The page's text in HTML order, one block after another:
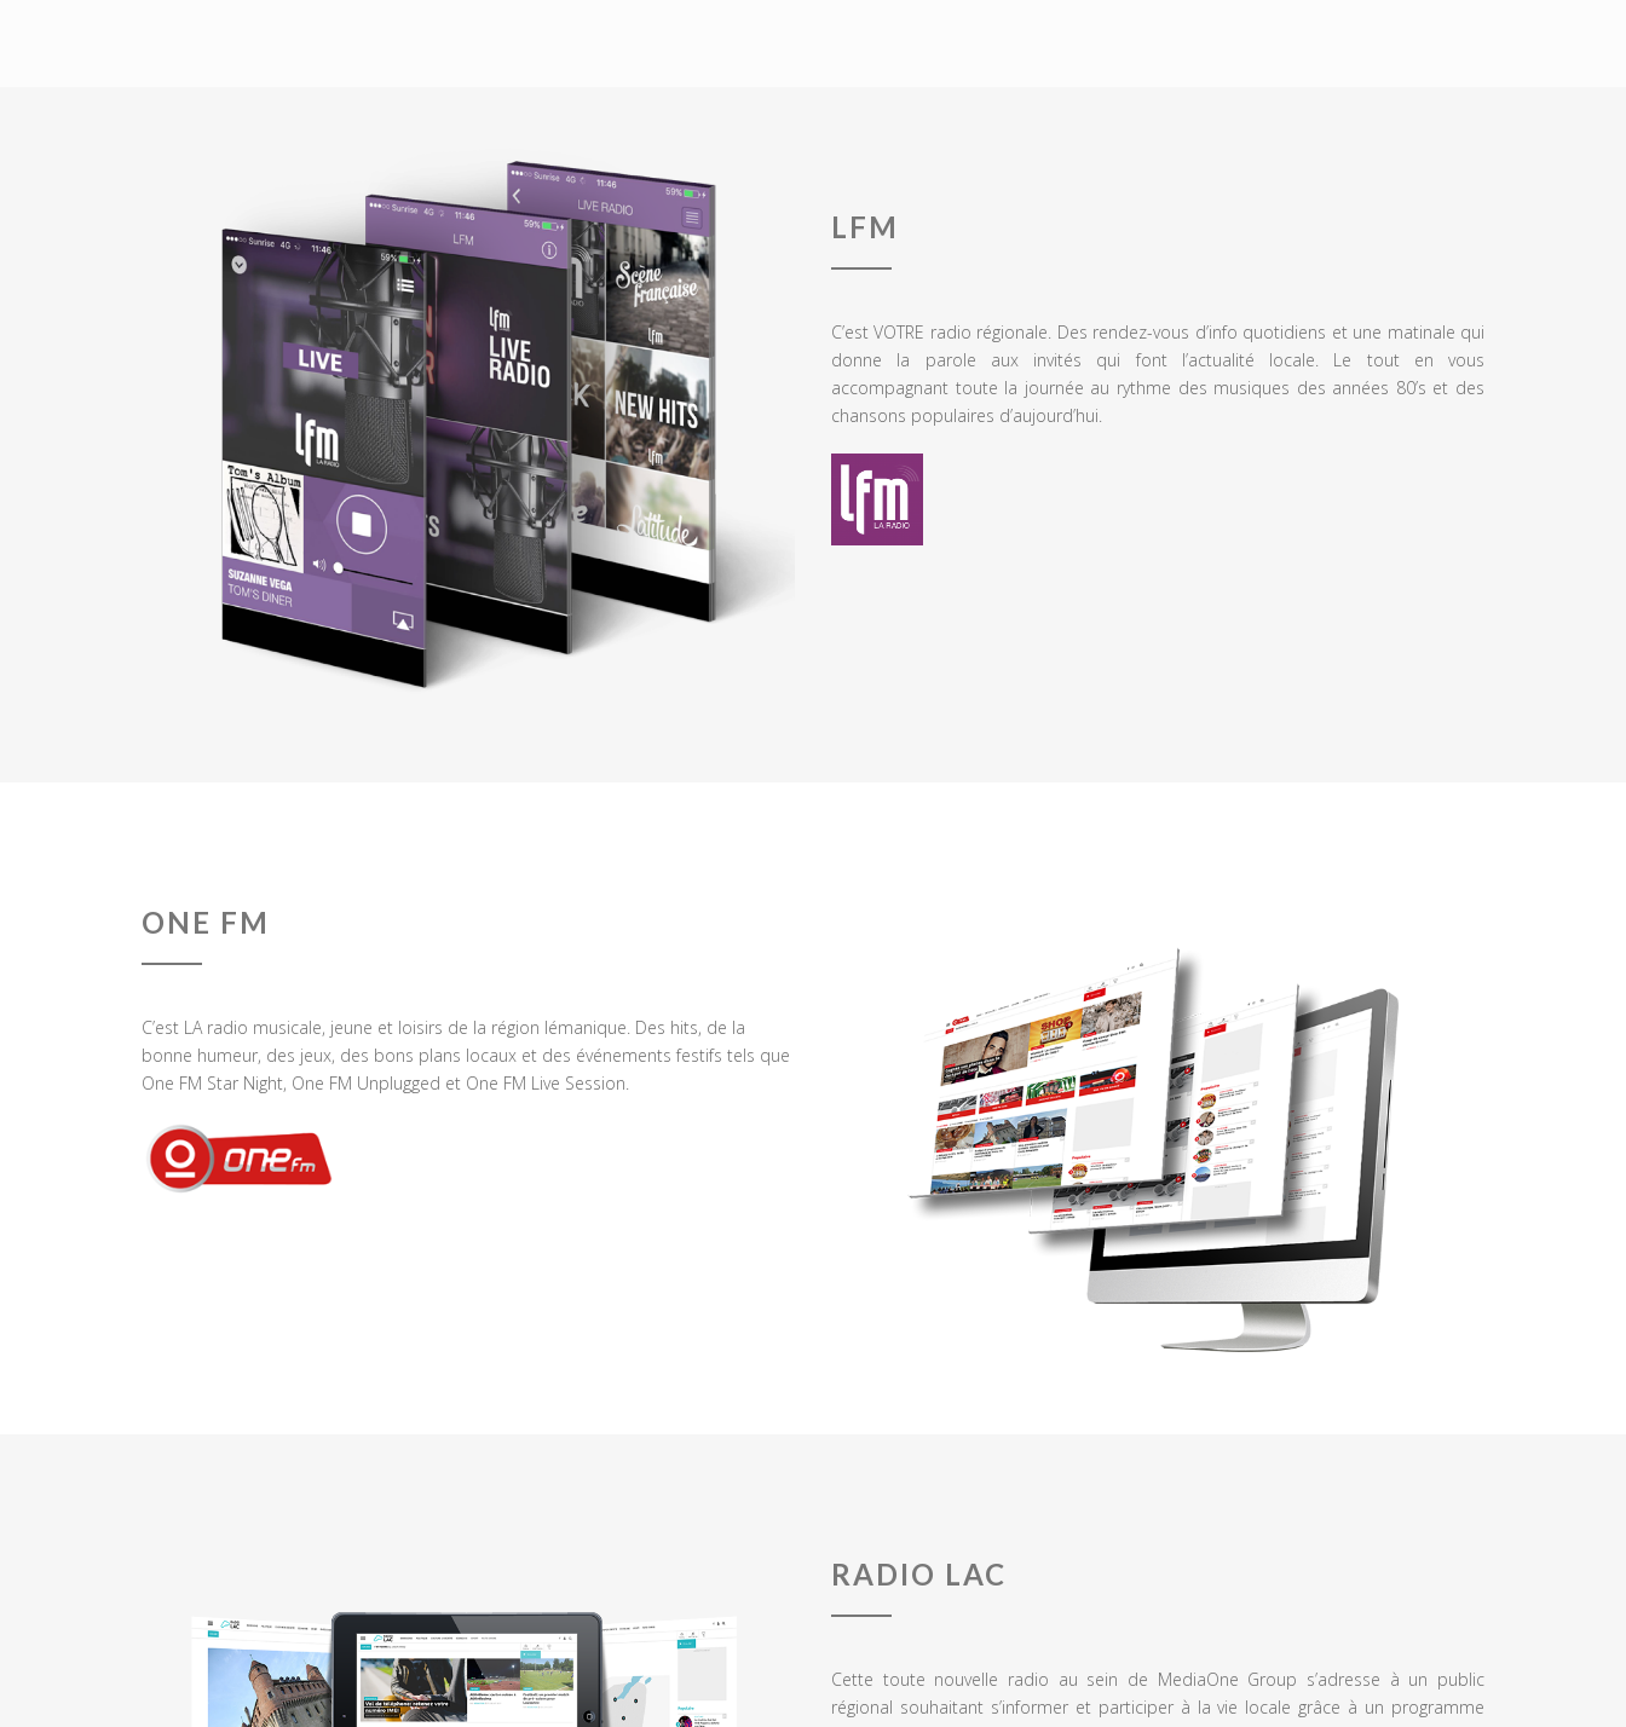
LFM
C’est VOTRE radio régionale. Des rendez-vous d’info quotidiens et une matinale qui
donne la parole aux invités qui font l’actualité locale. Le tout en vous
accompagnant toute la journée au rythme des musiques des années 80’s et des
chansons populaires d’aujourd’hui.
ONE FM
C’est LA radio musicale, jeune et loisirs de la région lémanique. Des hits, de la
bonne humeur, des jeux, des bons plans locaux et des événements festifs tels que
One FM Star Night, One FM Unplugged et One FM Live Session.
RADIO LAC
Cette toute nouvelle radio au sein de MediaOne Group s’adresse à un public
régional souhaitant s’informer et participer à la vie locale grâce à un programme